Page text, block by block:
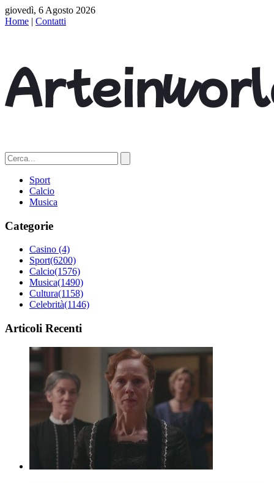
giovedì, 6 Agosto 2026
Home | Contatti
Sport
Calcio
Musica
Categorie
Casino (4)
Sport(6200)
Calcio(1576)
Musica(1490)
Cultura(1158)
Celebrità(1146)
Articoli Recenti